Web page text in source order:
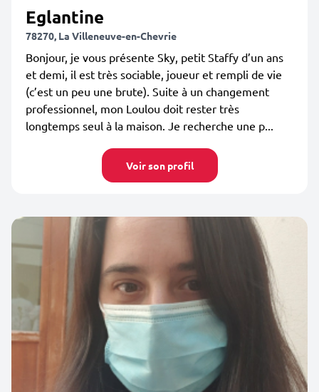
Eglantine
78270, La Villeneuve-en-Chevrie
Bonjour, je vous présente Sky, petit Staffy d’un ans
et demi, il est très sociable, joueur et rempli de vie
(c’est un peu une brute). Suite à un changement
professionnel, mon Loulou doit rester très
longtemps seul à la maison. Je recherche une p...
Voir son profil